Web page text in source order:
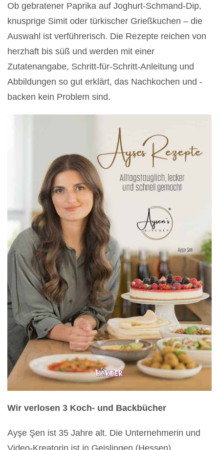
Ob gebratener Paprika auf Joghurt-Schmand-Dip,
knusprige Simit oder türkischer Grießkuchen – die
Auswahl ist verführerisch. Die Rezepte reichen von
herzhaft bis süß und werden mit einer
Zutatenangabe, Schritt-für-Schritt-Anleitung und
Abbildungen so gut erklärt, das Nachkochen und -
backen kein Problem sind.
Wir verlosen 3 Koch- und Backbücher
Ayşe Şen ist 35 Jahre alt. Die Unternehmerin und